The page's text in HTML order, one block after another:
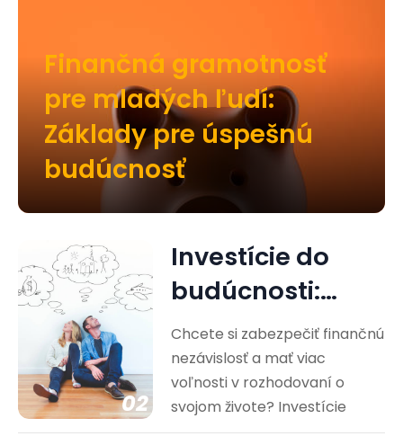
Finančná gramotnosť
pre mladých ľudí:
Základy pre úspešnú
budúcnosť
02
Investície do
budúcnosti:
Cesta k
finančnej
nezávislosti
Chcete si zabezpečiť finančnú
nezávislosť a mať viac
voľnosti v rozhodovaní o
svojom živote? Investície